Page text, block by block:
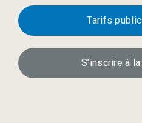
Tarifs
S’inscrire à